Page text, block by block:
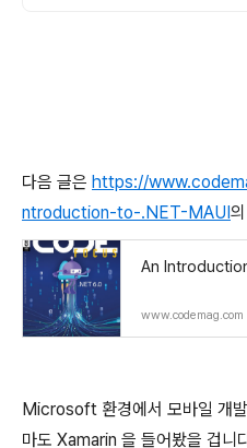
다음 글은 https://
ntroduction-to-.NET-MAUI
An
www.codemag.com
Microsoft 환경에서 모바일 개
마도 Xamarin 을 들어봤을 겁니